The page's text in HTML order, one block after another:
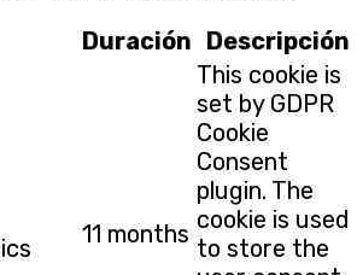
Duración Descripción
11 months
This cookie is
set by GDPR
Cookie
Consent
plugin. The
cookie is used
to store the